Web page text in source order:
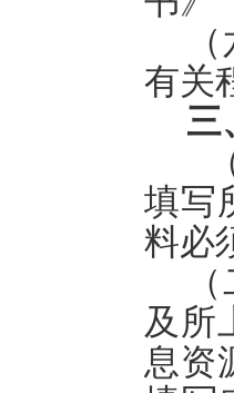
有关
三
填写
料必
及所
息资